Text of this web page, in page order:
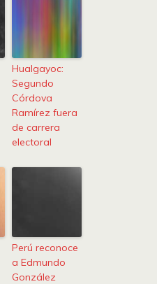
Hualgayoc:
Segundo
Córdova
Ramírez fuera
de carrera
electoral
Perú reconoce
a Edmundo
González